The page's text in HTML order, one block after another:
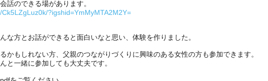
?igshid=YmMyMTA2M2Y=
な方とお話ができると面白いなと思い、体験を作りました。
かもしれない方、父親のつながりづくりに興味のある女性の方も参加できます。
と一緒に参加しても大丈夫です。